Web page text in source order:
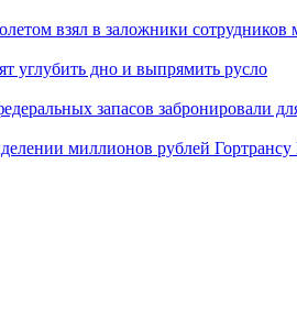
взял в заложники сотрудников
углубить дно и выпрямить русло
запасов забронировали
миллионов рублей Гортрансу